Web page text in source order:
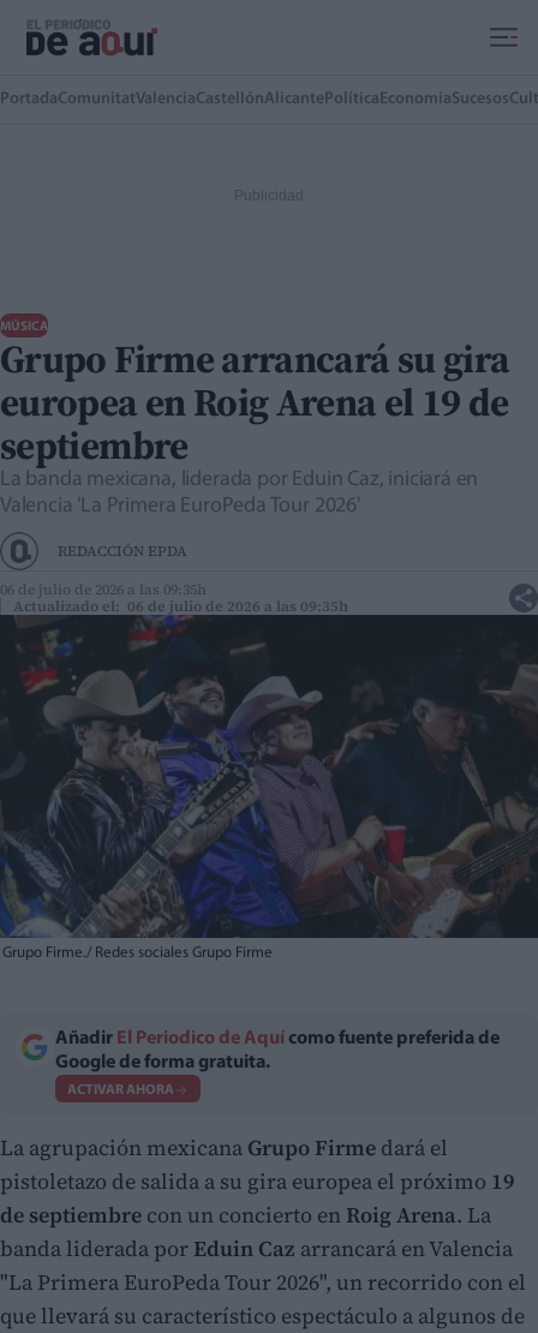
PortadaComunitatValenciaCastellónAlicante Política EconomíaSucesos
MÚSICA
Grupo Firme arrancará su gira
europea en Roig Arena el 19 de
septiembre
La banda mexicana, liderada por Eduin Caz, iniciará en
Valencia 'La Primera EuroPeda Tour 2026'
REDACCIÓN EPDA
06 de julio de 2026 a las 09:35h
Actualizado el: 06 de julio de 2026 a las 09:35h
Grupo Firme./ Redes sociales Grupo Firme
Añadir El Periodico de Aquí como fuente preferida de
Google de forma gratuita.
ACTIVAR AHORA
La agrupación mexicana Grupo Firme dará el
pistoletazo de salida a su gira europea el próximo 19
de septiembre con un concierto en Roig Arena. La
banda liderada por Eduin Caz arrancará en Valencia
"La Primera EuroPeda Tour 2026", un recorrido con el
que llevará su característico espectáculo a algunos de